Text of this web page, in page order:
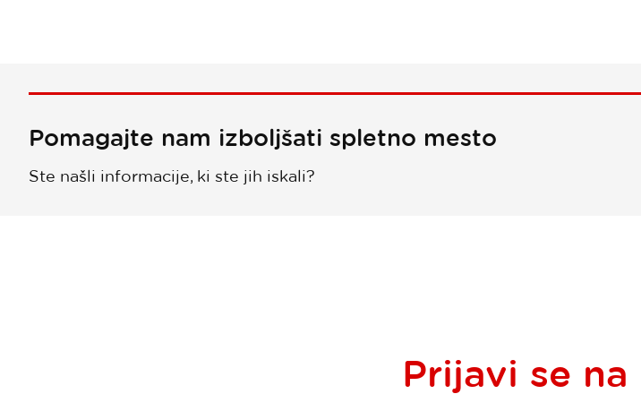
Pomagajte nam izboljšati spletno mesto
Ste našli informacije, ki ste jih iskali?
Prijavi se na